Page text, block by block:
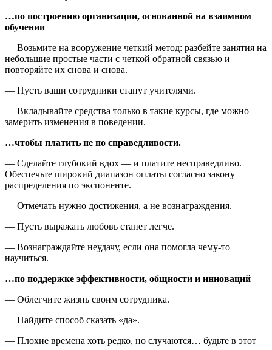
…по построению организации, основанной на взаимном
обучении
— Возьмите на вооружение четкий метод: разбейте занятия на
небольшие простые части с четкой обратной связью и
повторяйте их снова и снова.
— Пусть ваши сотрудники станут учителями.
— Вкладывайте средства только в такие курсы, где можно
замерить изменения в поведении.
…чтобы платить не по справедливости.
— Сделайте глубокий вдох — и платите несправедливо.
Обеспечьте широкий диапазон оплаты согласно закону
распределения по экспоненте.
— Отмечать нужно достижения, а не вознаграждения.
— Пусть выражать любовь станет легче.
— Вознаграждайте неудачу, если она помогла чему-то
научиться.
…по поддержке эффективности, общности и инноваций
— Облегчите жизнь своим сотрудника.
— Найдите способ сказать «да».
— Плохие времена хоть редко, но случаются… будьте в этот